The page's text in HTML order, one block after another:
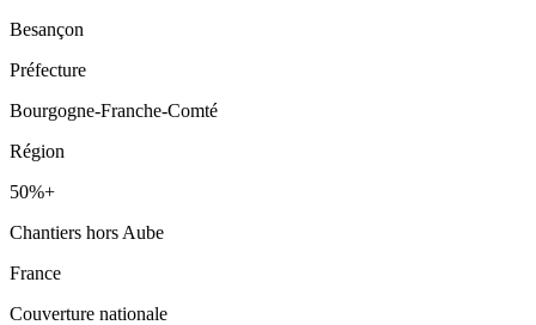
Besançon
Préfecture
Bourgogne-Franche-Comté
Région
50%+
Chantiers hors Aube
France
Couverture nationale